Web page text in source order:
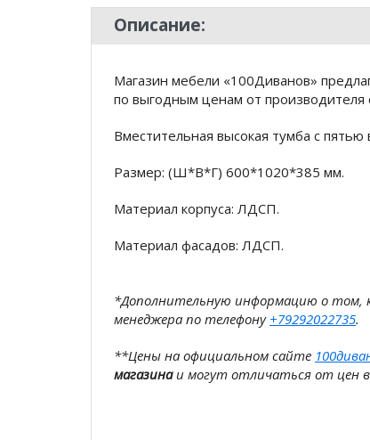
Описание:
Магазин мебели «100Диванов»
по выгодным ценам от производителя
Вместительная высокая тумба с
Размер: (Ш*В*Г) 600*1020*385 мм.
Материал корпуса: ЛДСП.
Материал фасадов: ЛДСП.
*Дополнительную информацию о том,
менеджера по телефону +79292022735.
**Цены на официальном сайте
магазинаи могут отличаться от цен в